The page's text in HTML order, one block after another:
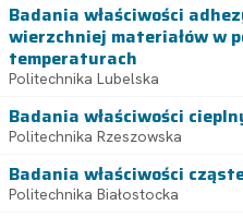
Badania właściwości
wierzchniej materiałów w
temperaturach
Politechnika Lubelska
Badania właściwości
Politechnika Rzeszowska
Badania właściwości
Politechnika Białostocka